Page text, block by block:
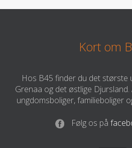
Kort om
Hos B45 finder du det største
Grenaa og det østlige
ungdomsboliger, familieboliger
Følg os på